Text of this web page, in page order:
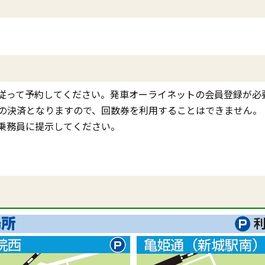
て予約してください。発車オーライネットの会員登録が必
済となりますので、回数券を利用することはできません。
員に提示してください。